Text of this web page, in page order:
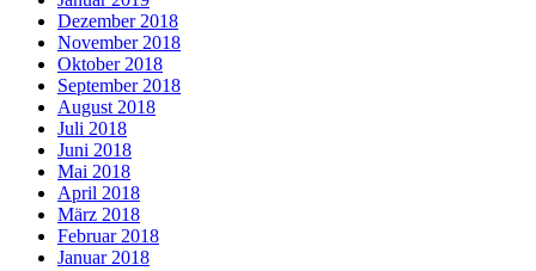
Dezember 2018
November 2018
Oktober 2018
September 2018
August 2018
Juli 2018
Juni 2018
Mai 2018
April 2018
März 2018
Februar 2018
Januar 2018